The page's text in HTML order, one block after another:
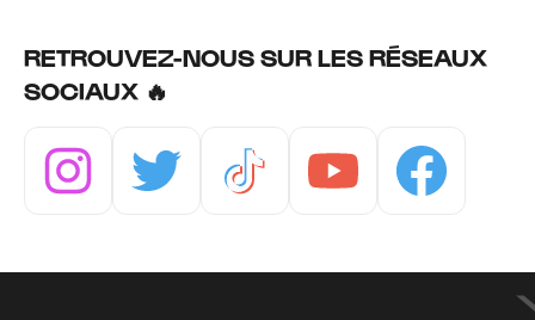
RETROUVEZ-NOUS SUR LES RÉSEAUX
SOCIAUX 🔥